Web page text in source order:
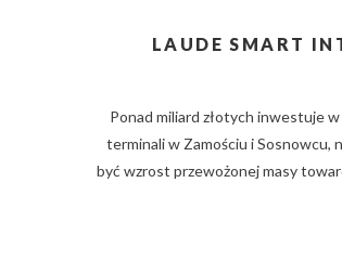
LAUDE SMART
Ponad miliard złotych inwestuje
terminali w Zamościu i Sosnowcu,
być wzrost przewożonej masy